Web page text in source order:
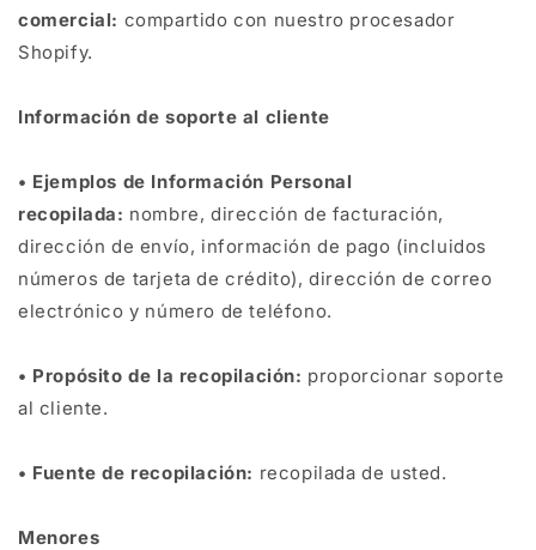
comercial: compartido con nuestro procesador
Shopify.
Información de soporte al cliente
• Ejemplos de Información Personal
recopilada: nombre, dirección de facturación,
dirección de envío, información de pago (incluidos
números de tarjeta de crédito), dirección de correo
electrónico y número de teléfono.
• Propósito de la recopilación: proporcionar soporte
al cliente.
• Fuente de recopilación: recopilada de usted.
Menores